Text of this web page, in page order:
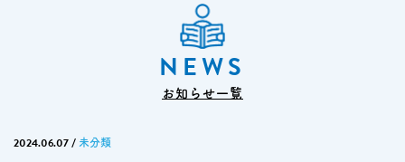
NEWS
お知らせ一覧
2024.06.07 / 未分類